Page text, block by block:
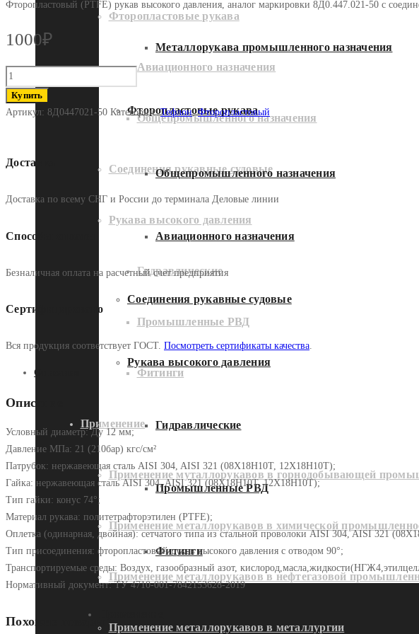
Фторопластовые рукава
Авиационного назначения
Общепромышленного назначения
Соединения рукавные судовые
Рукава высокого давления
Гидравлические
Промышленные РВД
Фитинги
Применение
Применение муталлорукавов в горнодобывающей
Применение металлорукавов в химической
Применение металлорукавов в нефтегазовой
Применение металлорукавов в металлургии
Металлорукава промышленного назначения
Фторопластовые рукава
Общепромышленного назначения
Авиационного назначения
Соединения рукавные судовые
Рукава высокого давления
Гидравлические
Промышленные РВД
Фитинги
Фторопластовый (PTFE) рукав высокого давления, аналог маркировки 8Д0.447.021-50 с
1000₽
Количество
8Д0447021-
50
Купить
Артикул: 8Д0447021-50 Категории:Тефлон,Фторопластовый
Доставка
Доставка по всему СНГ и России до терминала Деловые линии
Способы оплаты
Безналичная оплата на расчетный счет предприятия
Сертифицировано
Вся продукция соответствует ГОСТ. Посмотреть сертификаты качества.
Описание
Описание
Условный диаметр: Ду 12 мм;
Давление МПа: 21 (210бар) кгс/см²
Патрубок: нержавеющая сталь AISI 304, AISI 321 (08Х18Н10Т, 12Х18Н10Т);
Гайка: нержавеющая сталь AISI 304, AISI 321 (08Х18Н10Т, 12Х18Н10Т);
Тип гайки: конус 74°;
Материал рукава: политетрафторэтилен (PTFE);
Оплетка (одинарная, двойная): сетчатого типа из стальной проволоки AISI 304, AISI 321
Тип присоединения: фторопластовый рукав высокого давления с отводом 90°;
Транспортируемые среды: Воздух, газообразный азот,
Нормативный документ: ТУ 4710-001-7842153628-2019
Похожие товары